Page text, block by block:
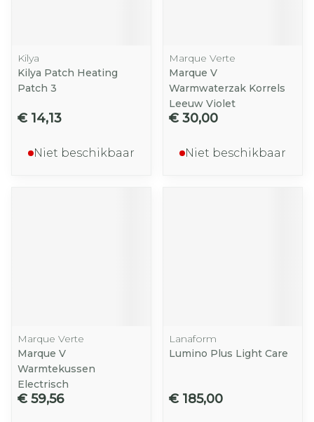
Kilya
Kilya Patch Heating
Patch 3
€ 14,13
Niet beschikbaar
Marque Verte
Marque V
Warmwaterzak Korrels
Leeuw Violet
€ 30,00
Niet beschikbaar
Marque Verte
Marque V
Warmtekussen
Electrisch
€ 59,56
Lanaform
Lumino Plus Light Care
€ 185,00